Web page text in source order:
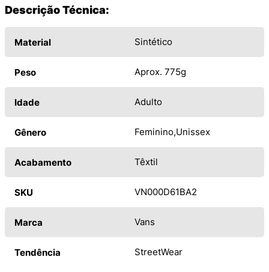
Descrição Técnica:
Material Sintético
Peso Aprox. 775g
Idade Adulto
Gênero Feminino Unissex
Acabamento Têxtil
SKU VN000D61BA2
Marca Vans
Tendência StreetWear